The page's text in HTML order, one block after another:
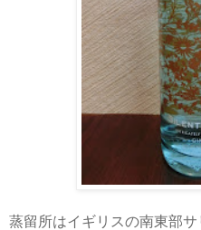
蒸留所はイギリスの南東部